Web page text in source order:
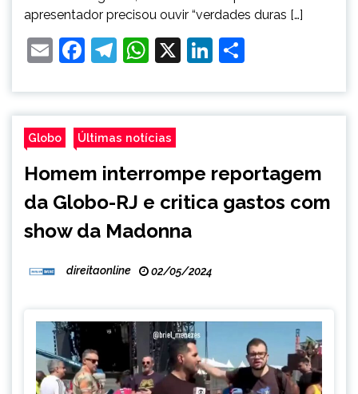
apresentador precisou ouvir “verdades duras […]
EmailFacebook
Telegram
WhatsApp
X LinkedIn
Globo Últimas notícias
Homem interrompe reportagem
da Globo-RJ e critica gastos com
show da Madonna
direitaonline 02/05/2024